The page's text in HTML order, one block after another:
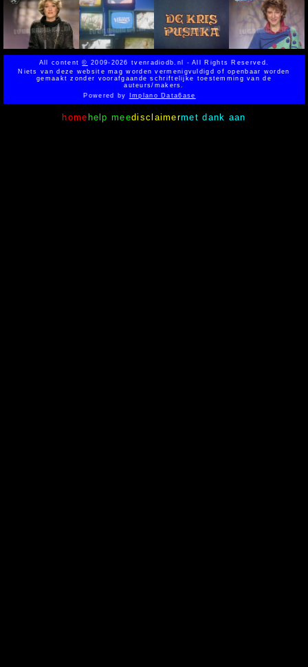
All content© 2009-2026 tvenradiodb.nl - All Rights Reserved.
Niets van deze website mag worden vermenigvuldigd of openbaar worden
gemaakt zonder voorafgaande schriftelijke toestemming van de
auteurs/makers.
Powered by
Implano Data6ase
home help meedisclaimermet dank aan